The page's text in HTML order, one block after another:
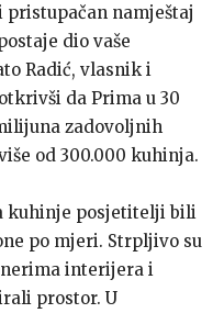
namještaj
dio vaše
Radić, vlasnik i
da Prima u 30
zadovoljnih
od 300.000 kuhinja.
kuhinje posjetitelji bili
po mjeri. Strpljivo su
interijera i
prostor. U